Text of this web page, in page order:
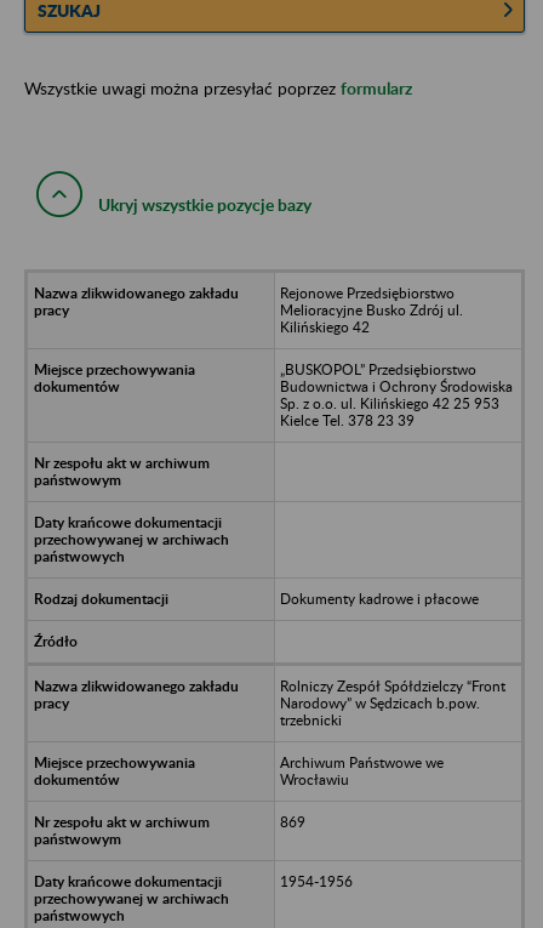
SZUKAJ
Wszystkie uwagi można przesyłać poprzez formularz
Ukryj wszystkie pozycje bazy
Rejonowe Przedsiębiorstwo
Melioracyjne Busko Zdrój ul.
Kilińskiego 42
„BUSKOPOL” Przedsiębiorstwo
Budownictwa i Ochrony Środowiska
Sp. z o.o. ul. Kilińskiego 42 25 953
Kielce Tel. 378 23 39
Dokumenty kadrowe i płacowe
Rolniczy Zespół Spółdzielczy “Front
Narodowy” w Sędzicach b.pow.
trzebnicki
Archiwum Państwowe we
Wrocławiu
869
1954-1956